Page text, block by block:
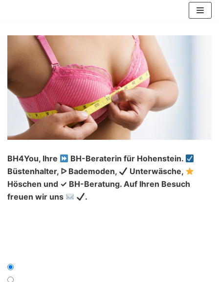
springen
BH4You, Ihre
BH-Beraterin für Hohenstein.
Büstenhalter, ᐅ Bademoden,
Unterwäsche,
Höschen und ✓ BH-Beratung. Auf Ihren Besuch
freuen wir uns
.